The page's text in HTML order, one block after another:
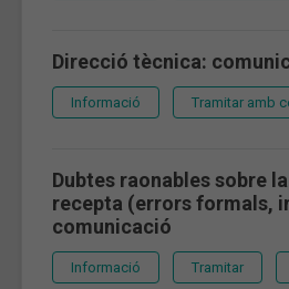
Direcció tècnica:
Informació Tramitar amb
Dubtes raonables sobre
recepta (errors formals,
comunicació
Informació Tramitar